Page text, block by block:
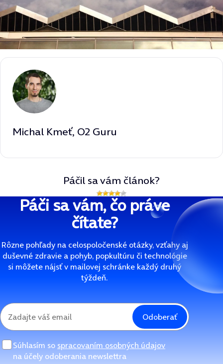
Michal Kmeť, O2 Guru
Páčil sa vám článok?
Páči sa vám, čo práve
čítate?
Rôzne pohľady na celospoločenské otázky, vzťahy aj
duševné zdravie a pohyb, popkultúru či technológie
si môžete nájsť v mailovej schránke každý druhý
týždeň.
Odoberať
Súhlasím so spracovaním osobných údajov
na účely odoberania newslettra